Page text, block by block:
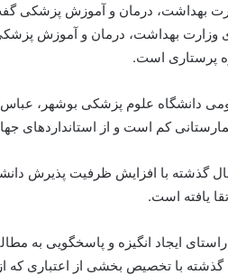
بهداشت، درمان و آموزش پزشکی
وزارت بهداشت، درمان و آموزش
پرستاری است.
دانشگاه علوم پزشکی بوشهر،
کم است و از استانداردهای
گذشته با افزایش ظرفیت پذیرش
یافته است.
راستای ایجاد انگیزه و پاسخگویی به
گذشته با تخصیص بخشی از اعتباری که